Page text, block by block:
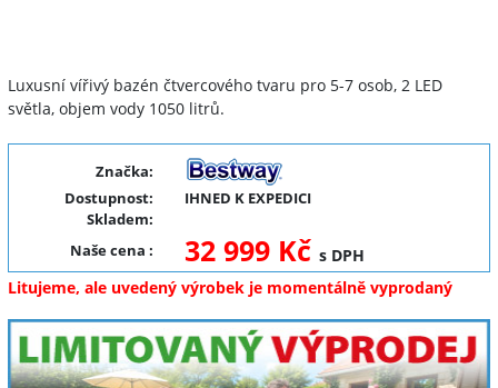
Luxusní vířivý bazén čtvercového tvaru pro 5-7 osob, 2 LED
světla, objem vody 1050 litrů.
Značka:
Dostupnost:
IHNED K EXPEDICI
Skladem:
Naše cena : 32 999 Kč s DPH
Litujeme, ale uvedený výrobek je momentálně vyprodaný